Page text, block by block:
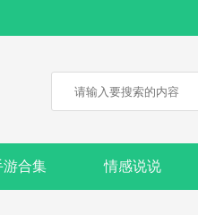
游合集 情感说说